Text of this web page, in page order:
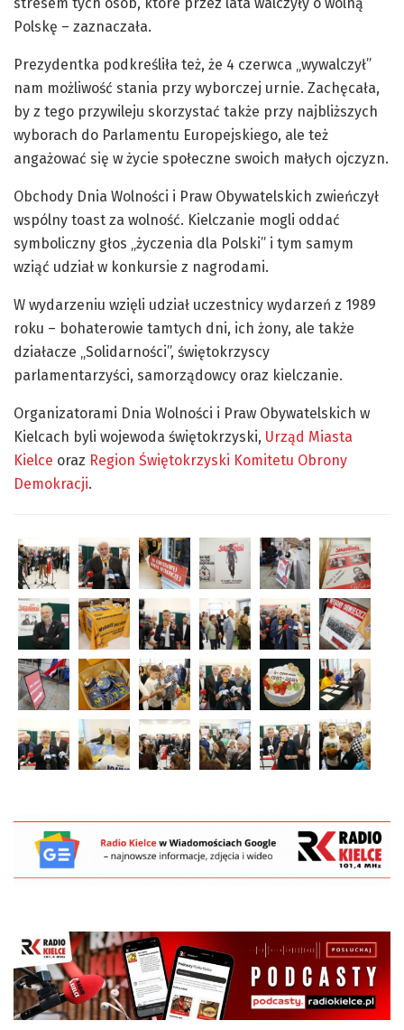
Polskę – zaznaczała.
Prezydentka podkreśliła też, że 4 czerwca „wywalczył”
nam możliwość stania przy wyborczej urnie. Zachęcała,
by z tego przywileju skorzystać także przy najbliższych
wyborach do Parlamentu Europejskiego, ale też
angażować się w życie społeczne swoich małych ojczyzn.
Obchody Dnia Wolności i Praw Obywatelskich zwieńczył
wspólny toast za wolność. Kielczanie mogli oddać
symboliczny głos „życzenia dla Polski” i tym samym
wziąć udział w konkursie z nagrodami.
W wydarzeniu wzięli udział uczestnicy wydarzeń z 1989
roku – bohaterowie tamtych dni, ich żony, ale także
działacze „Solidarności”, świętokrzyscy
parlamentarzyści, samorządowcy oraz kielczanie.
Organizatorami Dnia Wolności i Praw Obywatelskich w
Kielcach byli wojewoda świętokrzyski, Urząd Miasta
Kielce oraz Region Świętokrzyski Komitetu Obrony
Demokracji.